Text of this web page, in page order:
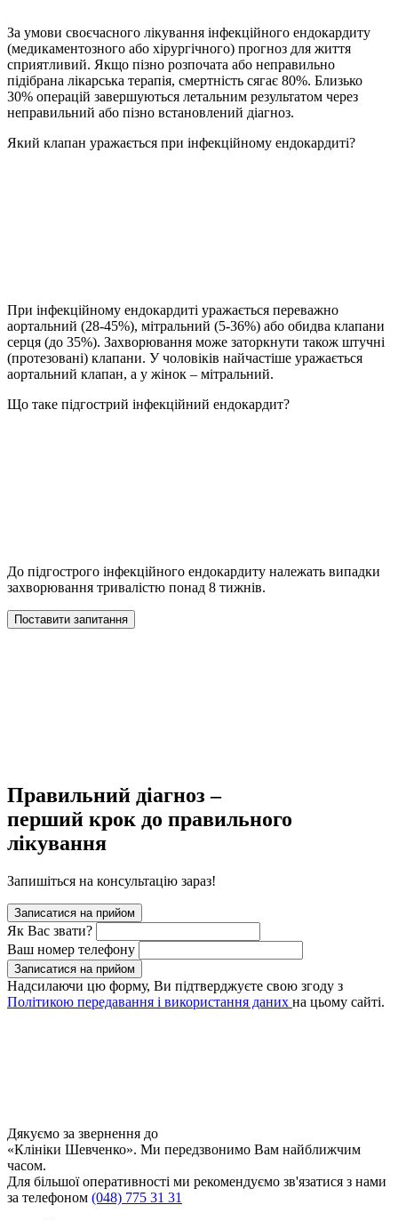
За умови своєчасного лікування інфекційного ендокардиту
(медикаментозного або хірургічного) прогноз для життя
сприятливий. Якщо пізно розпочата або неправильно
підібрана лікарська терапія, смертність сягає 80%. Близько
30% операцій завершуються летальним результатом через
неправильний або пізно встановлений діагноз.
Який клапан уражається при інфекційному ендокардиті?
При інфекційному ендокардиті уражається переважно
аортальний (28-45%), мітральний (5-36%) або обидва клапани
серця (до 35%). Захворювання може заторкнути також штучні
(протезовані) клапани. У чоловіків найчастіше уражається
аортальний клапан, а у жінок – мітральний.
Що таке підгострий інфекційний ендокардит?
До підгострого інфекційного ендокардиту належать випадки
захворювання тривалістю понад 8 тижнів.
Поставити запитання
Правильний діагноз –
перший крок до правильного
лікування
Запишіться на консультацію зараз!
Записатися на прийом
Як Вас звати?
Ваш номер телефону
Записатися на прийом
Надсилаючи цю форму, Ви підтверджуєте свою згоду з
Політикою передавання і використання даних на цьому сайті.
Дякуємо за звернення до
«Клініки Шевченко». Ми передзвонимо Вам найближчим
часом.
Для більшої оперативності ми рекомендуємо зв'язатися з нами
за телефоном (048) 775 31 31